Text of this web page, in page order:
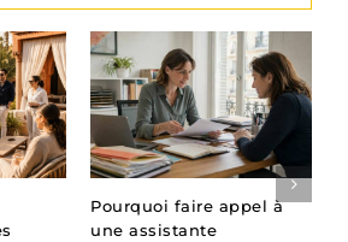
Pourquoi faire appel à
une assistante